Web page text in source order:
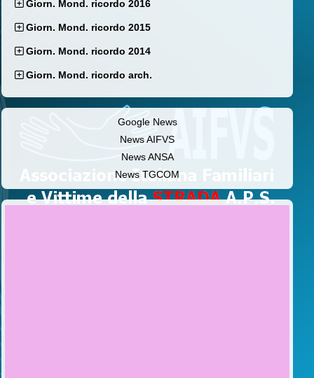
Giorn. Mond. ricordo 2016
Giorn. Mond. ricordo 2015
Giorn. Mond. ricordo 2014
Giorn. Mond. ricordo arch.
Google News
News AIFVS
News ANSA
News TGCOM